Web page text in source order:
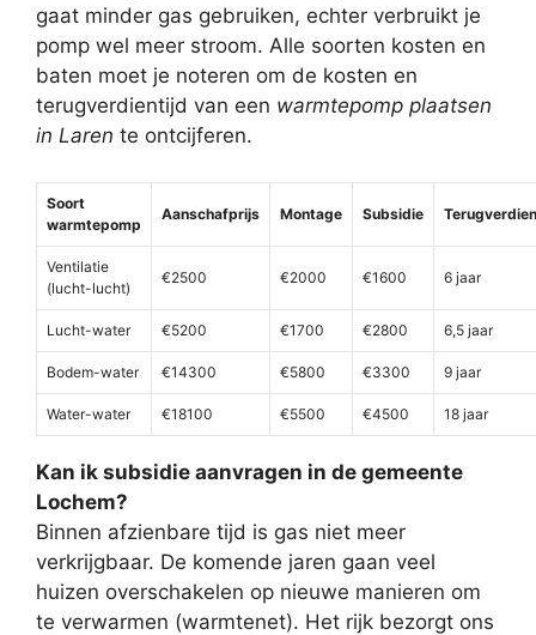
gaat minder gas gebruiken, echter verbruikt je
pomp wel meer stroom. Alle soorten kosten en
baten moet je noteren om de kosten en
terugverdientijd van een warmtepomp plaatsen
in Laren te ontcijferen.
Soort
warmtepomp
Aanschafprijs Montage Subsidie
Ventilatie
(lucht-lucht)
€2500 €2000 €1600 6 jaar
Lucht-water €5200 €1700 €2800 6,5 jaar
Bodem-water €14300 €5800 €3300 9 jaar
Water-water €18100 €5500 €4500 18 jaar
Kan ik subsidie aanvragen in de gemeente
Lochem?
Binnen afzienbare tijd is gas niet meer
verkrijgbaar. De komende jaren gaan veel
huizen overschakelen op nieuwe manieren om
te verwarmen (warmtenet). Het rijk bezorgt ons